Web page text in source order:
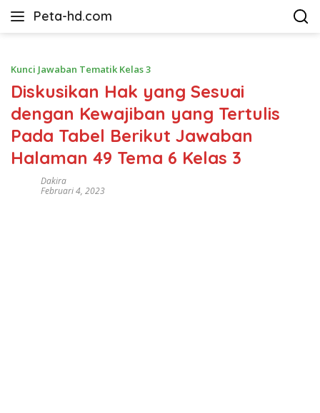
Peta-hd.com
Kumpulan
HD
Kunci Jawaban Tematik Kelas 3
Diskusikan Hak yang Sesuai
dengan Kewajiban yang Tertulis
Pada Tabel Berikut Jawaban
Halaman 49 Tema 6 Kelas 3
Dakira
Februari 4, 2023